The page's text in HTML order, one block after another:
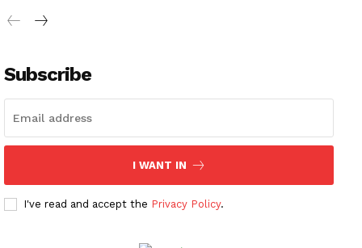
Subscribe
I WANT IN
I've read and accept the Privacy Policy.